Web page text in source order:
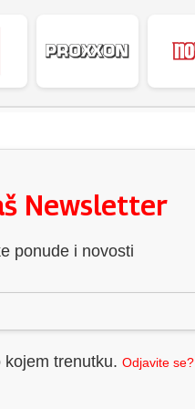
Newsletter
ponude i novosti
trenutku. Odjavite se?